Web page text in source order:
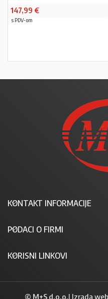
147,99 €
s PDV-om
KONTAKT INFORMACIJE
PODACI O FIRMI
KORISNI LINKOVI
© M+S d.o.o.| Izrada